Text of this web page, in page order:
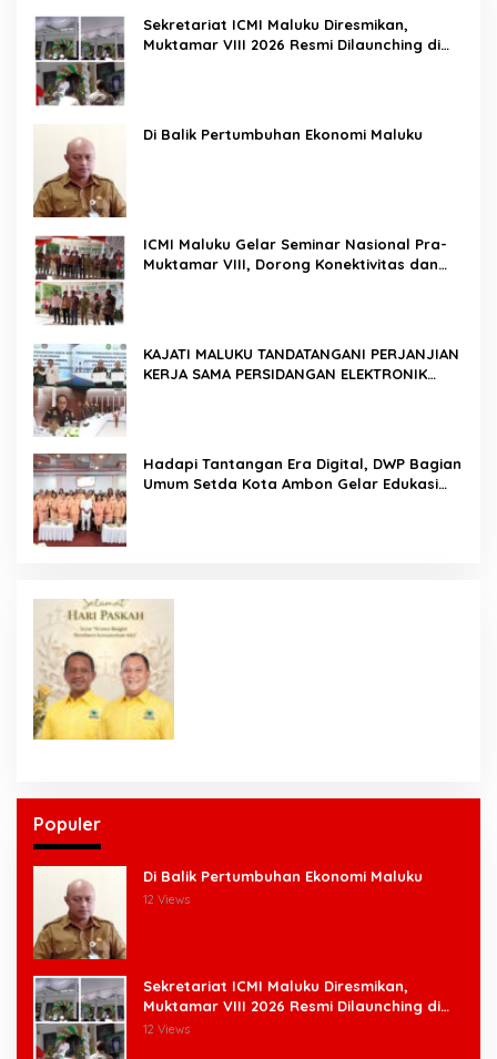
Sekretariat ICMI Maluku Diresmikan,
Muktamar VIII 2026 Resmi Dilaunching di
Di Balik Pertumbuhan Ekonomi Maluku
ICMI Maluku Gelar Seminar Nasional Pra-
Muktamar VIII, Dorong Konektivitas dan
KAJATI MALUKU TANDATANGANI PERJANJIAN
KERJA SAMA PERSIDANGAN ELEKTRONIK
Hadapi Tantangan Era Digital, DWP Bagian
Umum Setda Kota Ambon Gelar Edukasi
Populer
Di Balik Pertumbuhan Ekonomi Maluku
12 Views
Sekretariat ICMI Maluku Diresmikan,
Muktamar VIII 2026 Resmi Dilaunching di
Ambon
12 Views